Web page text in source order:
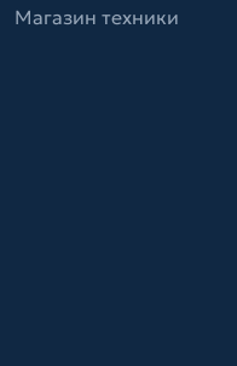
Магазин техники